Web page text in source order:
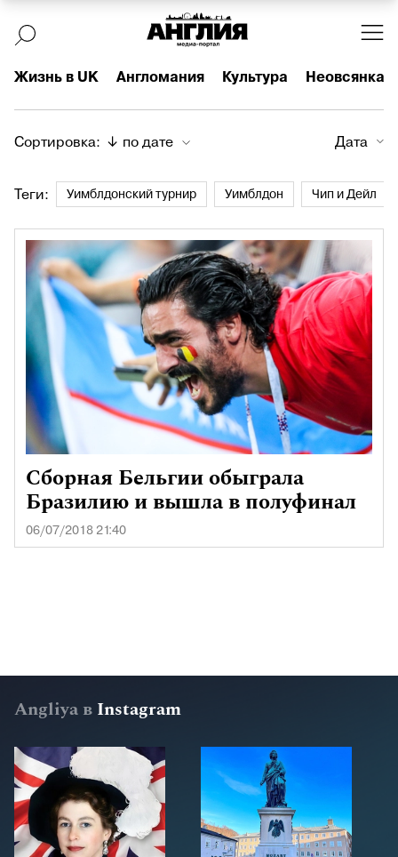
Жизнь в UK Англомания Культура Неовсянка
Дата
Теги: Уимблдонский турнир Уимблдон Чип и Дейл
Сортировка: ↓ по дате
Сборная Бельгии обыграла
Бразилию и вышла в полуфинал
06/07/2018 21:40
Angliya в Instagram